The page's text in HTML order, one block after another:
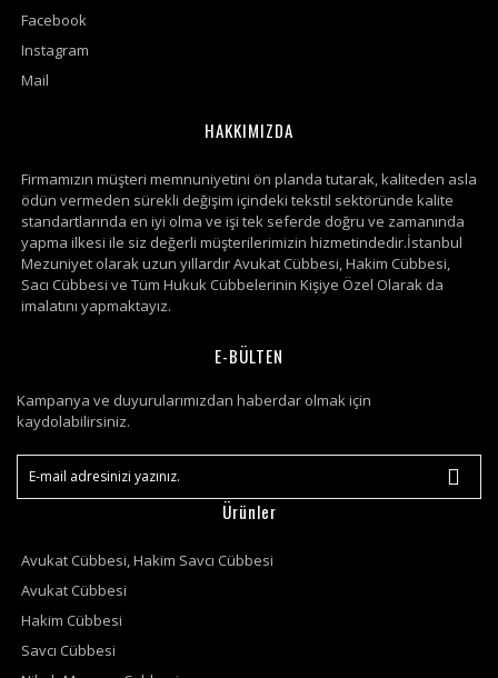
Facebook
Instagram
Mail
HAKKIMIZDA
Firmamızın müşteri memnuniyetini ön planda tutarak, kaliteden asla
ödün vermeden sürekli değişim içindeki tekstil sektöründe kalite
standartlarında en iyi olma ve işi tek seferde doğru ve zamanında
yapma ilkesi ile siz değerli müşterilerimizin hizmetindedir.İstanbul
Mezuniyet olarak uzun yıllardır Avukat Cübbesi, Hakim Cübbesi,
Sacı Cübbesi ve Tüm Hukuk Cübbelerinin Kişiye Özel Olarak da
imalatını yapmaktayız.
E-BÜLTEN
Kampanya ve duyurularımızdan haberdar olmak için
kaydolabilirsiniz.
Ürünler
Avukat Cübbesi, Hakim Savcı Cübbesi
Avukat Cübbesi
Hakim Cübbesi
Savcı Cübbesi